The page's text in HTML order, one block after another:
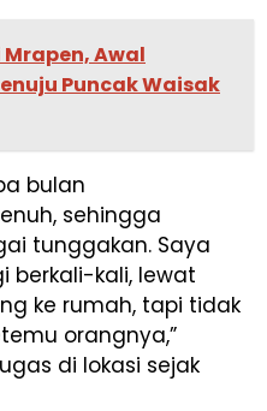
Awal
Puncak Waisak
bulan
sehingga
tunggakan. Saya
berkali-kali, lewat
ke rumah, tapi tidak
orangnya,”
di lokasi sejak